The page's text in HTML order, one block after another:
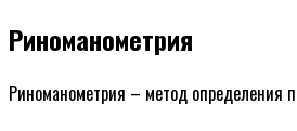
Риноманометрия
Риноманометрия – метод определения